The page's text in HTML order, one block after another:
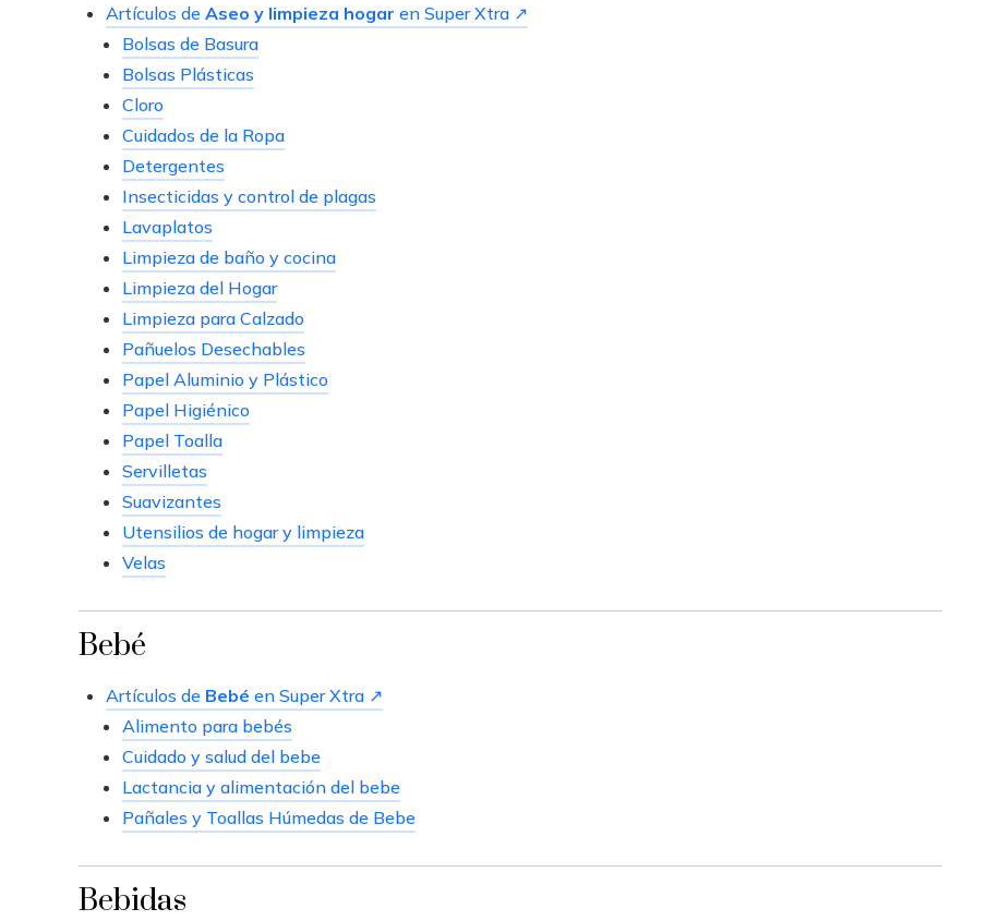
Artículos de Aseo y limpieza hogar en Super Xtra ↗
Bolsas de Basura
Bolsas Plásticas
Cloro
Cuidados de la Ropa
Detergentes
Insecticidas y control de plagas
Lavaplatos
Limpieza de baño y cocina
Limpieza del Hogar
Limpieza para Calzado
Pañuelos Desechables
Papel Aluminio y Plástico
Papel Higiénico
Papel Toalla
Servilletas
Suavizantes
Utensilios de hogar y limpieza
Velas
Bebé
Artículos de Bebé en Super Xtra ↗
Alimento para bebés
Cuidado y salud del bebe
Lactancia y alimentación del bebe
Pañales y Toallas Húmedas de Bebe
Bebidas